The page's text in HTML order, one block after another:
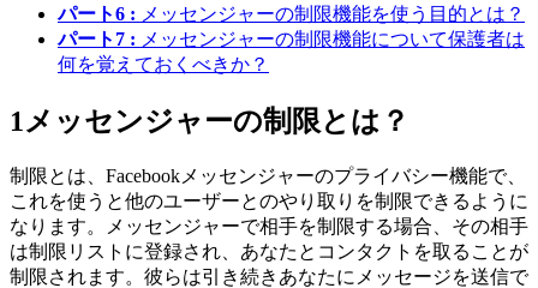
パート6 : メッセンジャーの制限機能を使う目的とは？
パート7 : メッセンジャーの制限機能について保護者は
何を覚えておくべきか？
1メッセンジャーの制限とは？
制限とは、Facebookメッセンジャーのプライバシー機能で、
これを使うと他のユーザーとのやり取りを制限できるように
なります。メッセンジャーで相手を制限する場合、その相手
は制限リストに登録され、あなたとコンタクトを取ることが
制限されます。彼らは引き続きあなたにメッセージを送信で